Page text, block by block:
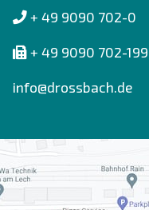
+ 49 9090 702-0
+ 49 9090 702-199
info@drossbach.de